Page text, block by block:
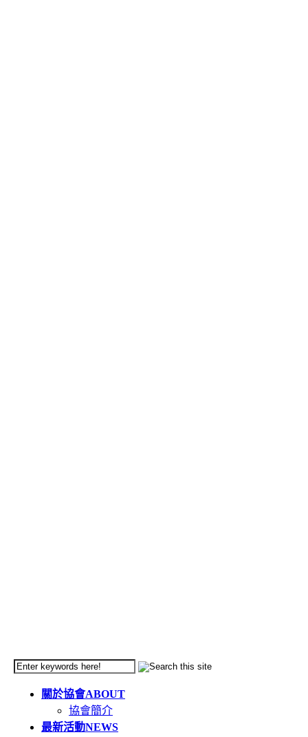
關於協會ABOUT
協會簡介
最新活動NEWS